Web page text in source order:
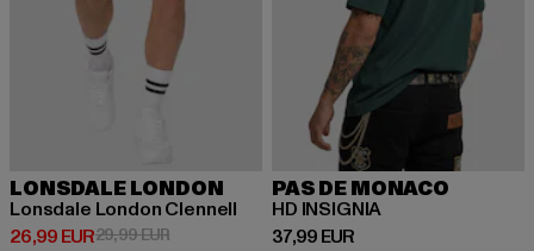
LONSDALE LONDON
Lonsdale London Clennell
26,99 EUR
Prix courant: 26,99 EUR
29,99 EURPrix en promotion: 29,99 EUR
PAS DE MONACO
HD INSIGNIA
37,99 EUR
Prix courant: 37,99 EUR